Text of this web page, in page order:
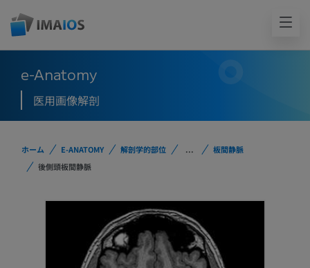
e-Anatomy
医用画像解剖
ホーム E-ANATOMY 解剖学的部位 ...
板間静脈
後側頭板間静脈